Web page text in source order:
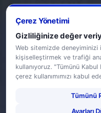
Çerez Yönetimi
Gizliliğinize değer
Web sitemizde
kişiselleştirmek ve trafiği
kullanıyoruz. "Tümünü
çerez kullanımımızı kabul
Tümünü
Ayarları